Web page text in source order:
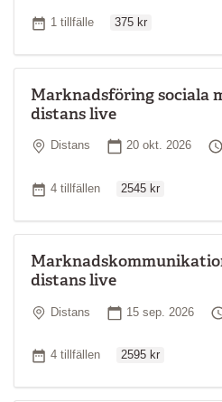
Antal tillfällen
1 tillfälle 375 kr
Marknadsföring sociala
distans live
Plats
Distans Startdatum
20 okt. 2026
Antal tillfällen
4 tillfällen 2545 kr
distans live
Plats
Distans Startdatum
15 sep. 2026
Antal tillfällen
4 tillfällen 2595 kr